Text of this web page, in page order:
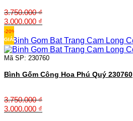
3.750.000₫
Giá
gốc
là:
3.750.000 ₫.
3.000.000 ₫
tại
là:
3.000.000 ₫.
-20%
GIẢM
Mã SP: 230760
Bình Gốm Công Hoa Phú Quý 230760
3.750.000₫
Giá
3.000.000 ₫